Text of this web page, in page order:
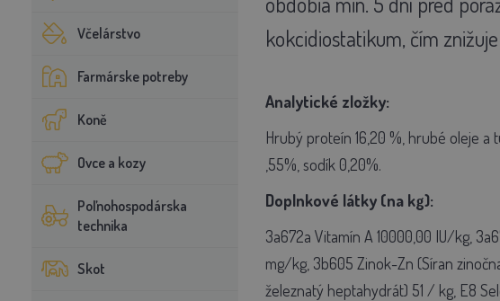
Včelárstvo
Farmárske potreby
Koně
Ovce a kozy
Poľnohospodárska
technika
Skot
kokcidiostatikum, čím
Analytické zložky:
Hrubý proteín 16,20 %, hrubé oleje a
,55%, sodík 0,20%.
Doplnkové látky (na kg):
3a672a Vitamín A 10000,00 IU/kg,
mg/kg, 3b605 Zinok-Zn (Síran
železnatý heptahydrát) 51 / kg, E8